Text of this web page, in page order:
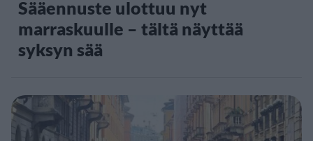
Sääennuste ulottuu nyt
marraskuulle – tältä näyttää
syksyn sää